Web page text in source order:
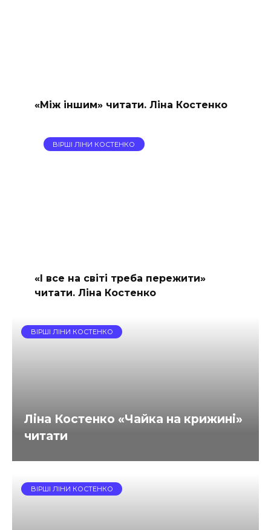
«Між іншим» читати. Ліна Костенко
ВІРШІ ЛІНИ КОСТЕНКО
«І все на світі треба пережити»
читати. Ліна Костенко
ВІРШІ ЛІНИ КОСТЕНКО
Ліна Костенко «Чайка на крижині»
читати
ВІРШІ ЛІНИ КОСТЕНКО